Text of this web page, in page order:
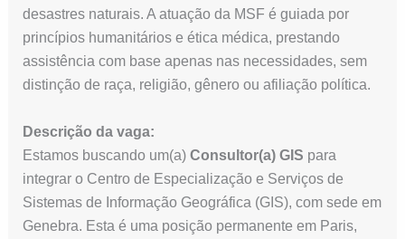
desastres naturais. A atuação da MSF é guiada por
princípios humanitários e ética médica, prestando
assistência com base apenas nas necessidades, sem
distinção de raça, religião, gênero ou afiliação política.
Descrição da vaga:
Estamos buscando um(a) Consultor(a) GIS para
integrar o Centro de Especialização e Serviços de
Sistemas de Informação Geográfica (GIS), com sede em
Genebra. Esta é uma posição permanente em Paris,